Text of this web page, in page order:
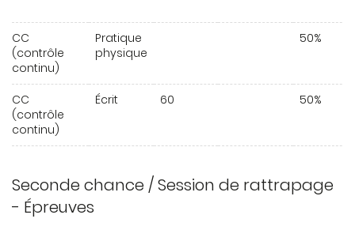
CC
(contrôle
continu)
Pratique
physique
50%
CC
(contrôle
continu)
Écrit 60 50%
Seconde chance / Session de rattrapage
- Épreuves